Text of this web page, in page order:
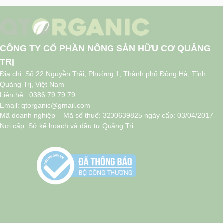
CÔNG TY CỔ PHẦN NÔNG SẢN HỮU CƠ QUẢNG
TRỊ
Địa chỉ: Số 22 Nguyễn Trãi, Phường 1, Thành phố Đông Hà, Tỉnh
Quảng Trị, Việt Nam
Liên hệ: 0386.79.79.79
Email: qtorganic@gmail.com
Mã doanh nghiệp – Mã số thuế: 3200639825 ngày cấp: 03/04/2017
Nơi cấp: Sở kế hoạch và đầu tư Quảng Trị